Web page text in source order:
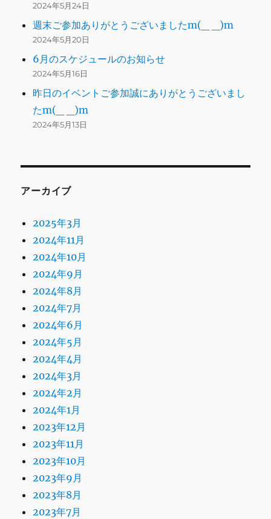
2024年5月24日
週末ご参加ありがとうございましたm(_ _)m
2024年5月20日
6月のスケジュールのお知らせ
2024年5月16日
昨日のイベントご参加誠にありがとうございまし
たm(_ _)m
2024年5月13日
アーカイブ
2025年3月
2024年11月
2024年10月
2024年9月
2024年8月
2024年7月
2024年6月
2024年5月
2024年4月
2024年3月
2024年2月
2024年1月
2023年12月
2023年11月
2023年10月
2023年9月
2023年8月
2023年7月